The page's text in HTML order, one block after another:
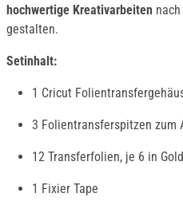
hochwertige Kreativarbeiten
gestalten.
Setinhalt:
1 Cricut
3 Folientransferspitzen zum
12 Transferfolien, je 6 in
1 Fixier Tape